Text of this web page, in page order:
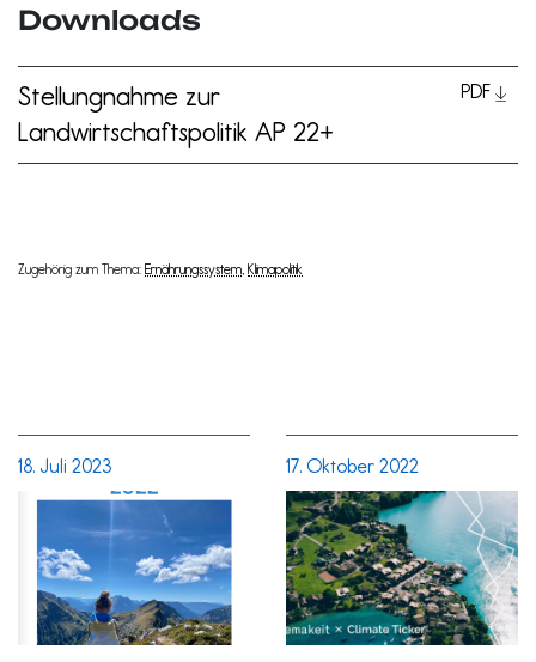
Downloads
Stellungnahme zur
Landwirtschaftspolitik AP 22+
PDF
Zugehörig zum Thema: Ernährungssystem, Klimapolitik
18. Juli 2023 17. Oktober 2022